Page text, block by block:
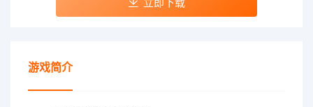
游戏简介